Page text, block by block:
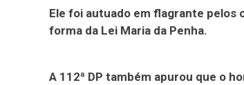
Ele foi autuado em flagrante pelos
forma da Lei Maria da Penha.
A 112ª DP também apurou que o